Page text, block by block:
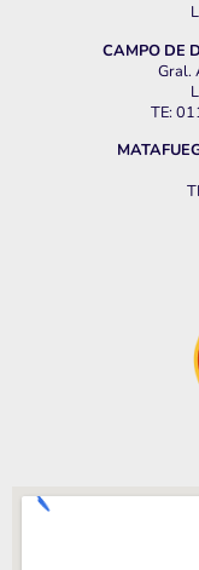
CAMPO DE
Gral.
TE: